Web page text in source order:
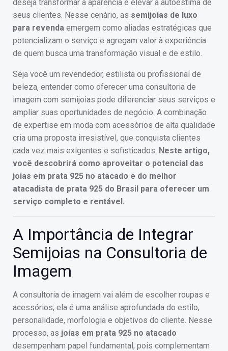
deseja transformar a aparência e elevar a autoestima de
seus clientes. Nesse cenário, as semijoias de luxo
para revenda emergem como aliadas estratégicas que
potencializam o serviço e agregam valor à experiência
de quem busca uma transformação visual e de estilo.
Seja você um revendedor, estilista ou profissional de
beleza, entender como oferecer uma consultoria de
imagem com semijoias pode diferenciar seus serviços e
ampliar suas oportunidades de negócio. A combinação
de expertise em moda com acessórios de alta qualidade
cria uma proposta irresistível, que conquista clientes
cada vez mais exigentes e sofisticados. Neste artigo,
você descobrirá como aproveitar o potencial das
joias em prata 925 no atacado e do melhor
atacadista de prata 925 do Brasil para oferecer um
serviço completo e rentável.
A Importância de Integrar
Semijoias na Consultoria de
Imagem
A consultoria de imagem vai além de escolher roupas e
acessórios; ela é uma análise aprofundada do estilo,
personalidade, morfologia e objetivos do cliente. Nesse
processo, as joias em prata 925 no atacado
desempenham papel fundamental, pois complementam